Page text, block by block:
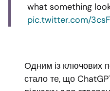
what something
pic.twitter.com/
Одним із ключових
стало те, що